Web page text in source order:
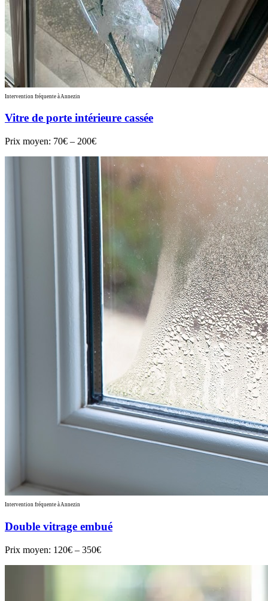
Intervention fréquente à Annezin
Vitre de porte intérieure cassée
Prix moyen: 70€ – 200€
Intervention fréquente à Annezin
Double vitrage embué
Prix moyen: 120€ – 350€